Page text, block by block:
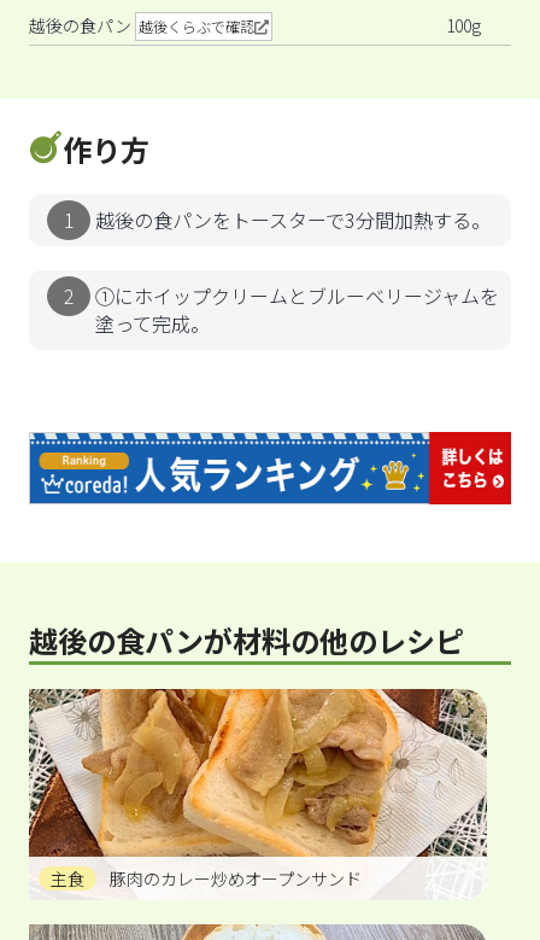
越後の食パン 越後くらぶで確認 100g
作り方
越後の食パンをトースターで3分間加熱する。
①にホイップクリームとブルーベリージャムを
塗って完成。
越後の食パンが材料の他のレシピ
主食 豚肉のカレー炒めオープンサンド